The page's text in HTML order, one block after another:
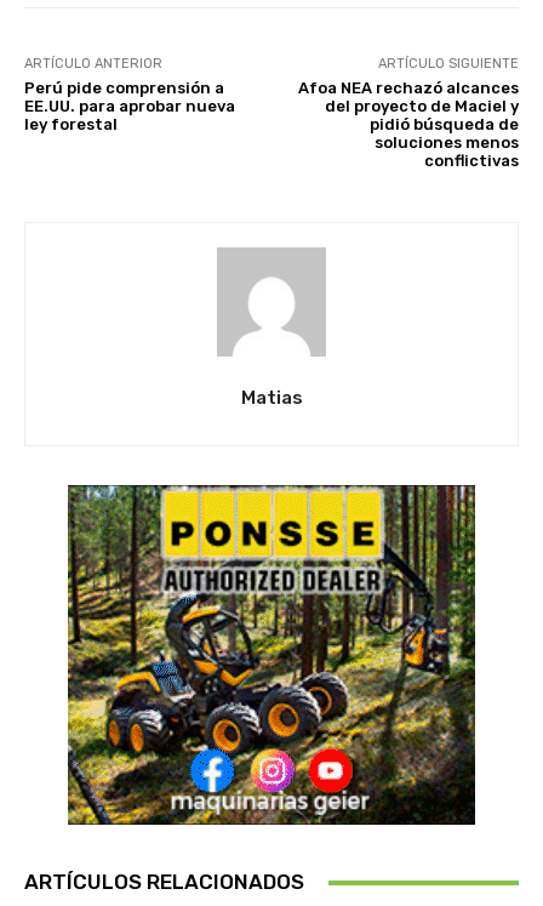
ARTÍCULO ANTERIOR
Perú pide comprensión a
EE.UU. para aprobar nueva
ley forestal
ARTÍCULO SIGUIENTE
Afoa NEA rechazó alcances
del proyecto de Maciel y
pidió búsqueda de
soluciones menos
conflictivas
Matias
ARTÍCULOS RELACIONADOS